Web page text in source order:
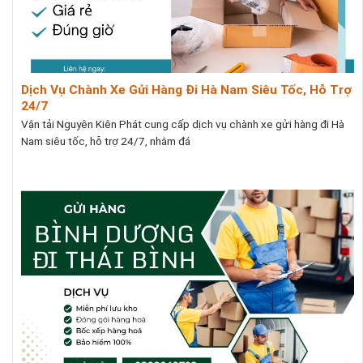
Dịch Vụ Chành Xe Gửi Hàng Đi Hà Nam Siêu Tốc, Hỗ Trợ
24/7
Vận tải Nguyên Kiên Phát cung cấp dịch vụ chành xe gửi hàng đi Hà
Nam siêu tốc, hỗ trợ 24/7, nhằm đá